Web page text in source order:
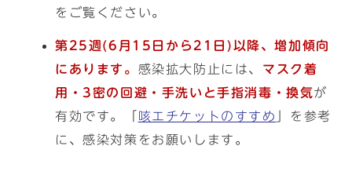
をご覧ください。
第25週(6月15日から21日)以降、増加傾向
にあります。 感染拡大防止には、 マスク着
用・3密の回避・手洗いと手指消毒・換気が
有効です。「
咳エチケットのすすめ
」を参考
に、感染対策をお願いします。